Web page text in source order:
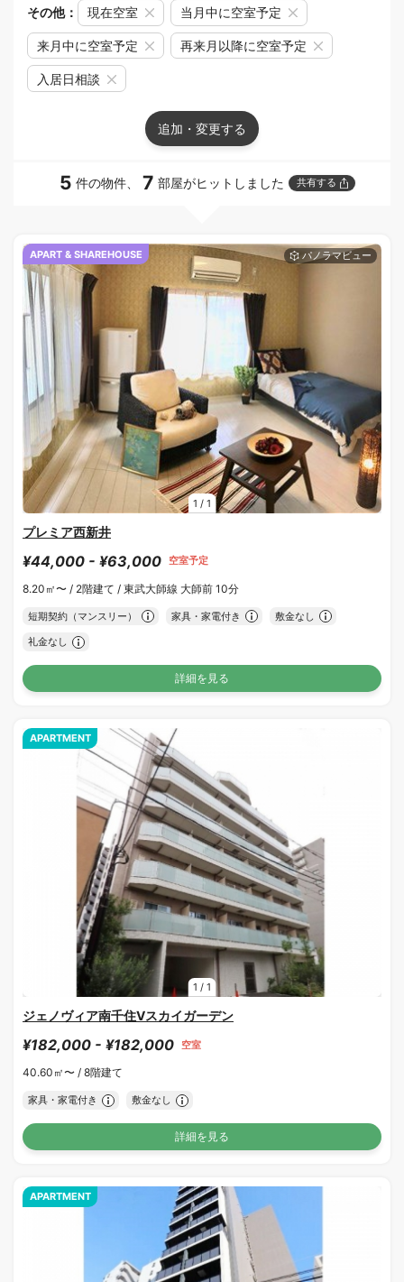
その他： 現在空室 当月中に空室予定
来月中に空室予定 再来月以降に空室予定
入居日相談
追加・変更する
5 件の物件、 7 部屋がヒットしました 共有する
1 / 1
APART & SHAREHOUSE
プレミア西新井
¥44,000 - ¥63,000 空室予定
8.20㎡〜 / 2階建て / 東武大師線 大師前 10分
短期契約（マンスリー） 家具・家電付き 敷金なし
礼金なし
詳細を見る
1 / 1
APARTMENT
ジェノヴィア南千住Ⅴスカイガーデン
¥182,000 - ¥182,000 空室
40.60㎡〜 / 8階建て
家具・家電付き 敷金なし
詳細を見る
APARTMENT